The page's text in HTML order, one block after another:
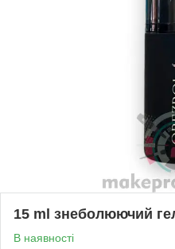
15 ml знеболюючий
В наявності